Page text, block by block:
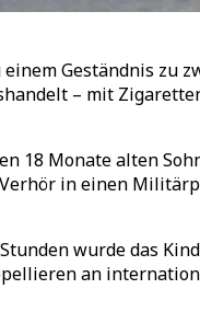
Geständnis zu
– mit
18 Monate alten
in einen
wurde das
an